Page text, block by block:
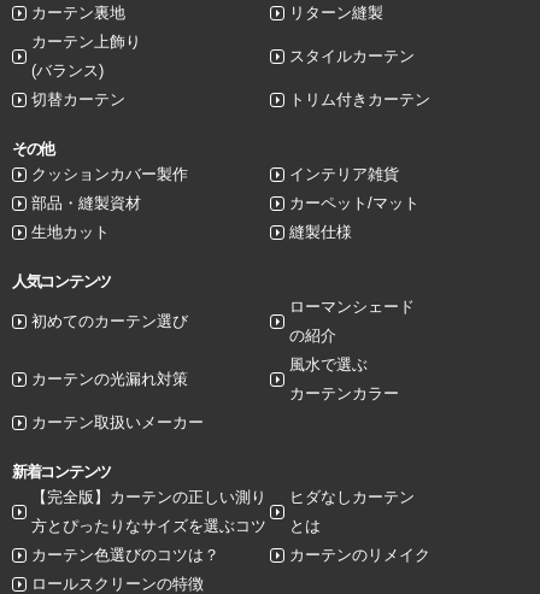
カーテン裏地
リターン縫製
カーテン上飾り
(バランス)
スタイルカーテン
切替カーテン トリム付きカーテン
その他
クッションカバー製作
インテリア雑貨
部品・縫製資材
カーペット/マット
生地カット
縫製仕様
人気コンテンツ
初めてのカーテン選び
ローマンシェード
の紹介
カーテンの光漏れ対策
風水で選ぶ
カーテンカラー
カーテン取扱いメーカー
新着コンテンツ
【完全版】カーテンの正しい測り
方とぴったりなサイズを選ぶコツ
ヒダなしカーテン
とは
カーテン色選びのコツは？
カーテンのリメイク
ロールスクリーンの特徴